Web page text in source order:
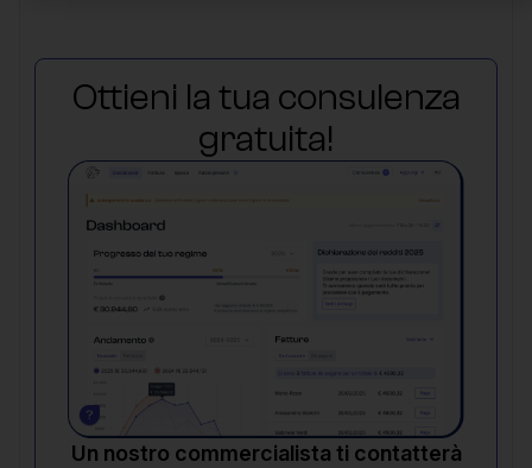
Ottieni la tua consulenza
gratuita!
Un nostro commercialista ti contatterà